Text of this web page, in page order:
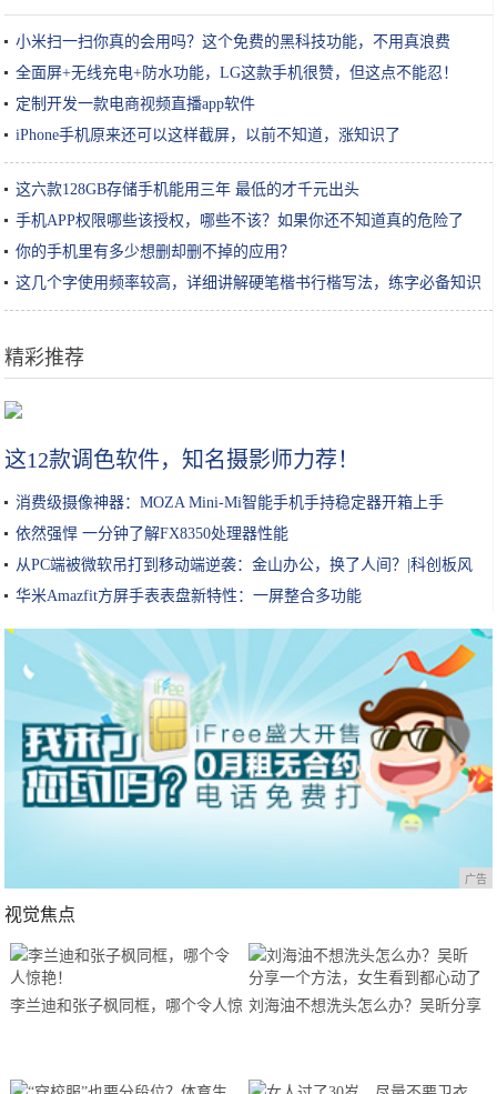
小米扫一扫你真的会用吗？这个免费的黑科技功能，不用真浪费
全面屏+无线充电+防水功能，LG这款手机很赞，但这点不能忍！
定制开发一款电商视频直播app软件
iPhone手机原来还可以这样截屏，以前不知道，涨知识了
这六款128GB存储手机能用三年 最低的才千元出头
手机APP权限哪些该授权，哪些不该？如果你还不知道真的危险了
你的手机里有多少想删却删不掉的应用？
这几个字使用频率较高，详细讲解硬笔楷书行楷写法，练字必备知识
精彩推荐
这12款调色软件，知名摄影师力荐！
消费级摄像神器：MOZA Mini-Mi智能手机手持稳定器开箱上手
依然强悍 一分钟了解FX8350处理器性能
从PC端被微软吊打到移动端逆袭：金山办公，换了人间？|科创板风
云
华米Amazfit方屏手表表盘新特性：一屏整合多功能
广告
视觉焦点
李兰迪和张子枫同框，哪个令人惊 刘海油不想洗头怎么办？吴昕分享